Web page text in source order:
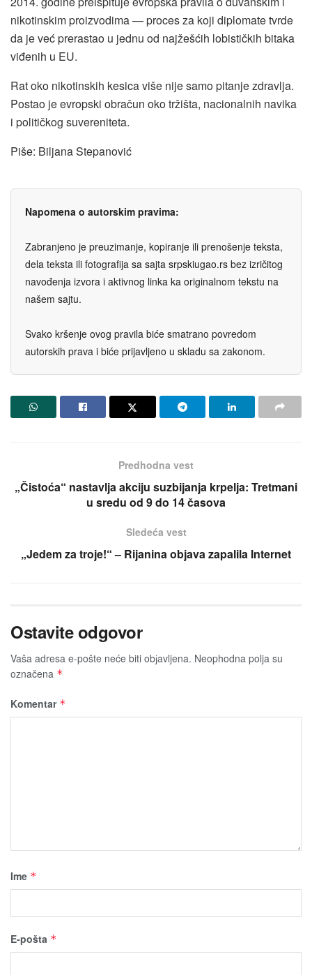
nikotinskim proizvodima — proces za koji diplomate tvrde
da je već prerastao u jednu od najžešćih lobističkih bitaka
viđenih u EU.
Rat oko nikotinskih kesica više nije samo pitanje zdravlja.
Postao je evropski obračun oko tržišta, nacionalnih navika
i političkog suvereniteta.
Piše: Biljana Stepanović
Napomena o autorskim pravima:
Zabranjeno je preuzimanje, kopiranje ili prenošenje teksta,
dela teksta ili fotografija sa sajta srpskiugao.rs bez izričitog
navođenja izvora i aktivnog linka ka originalnom tekstu na
našem sajtu.
Svako kršenje ovog pravila biće smatrano povredom
autorskih prava i biće prijavljeno u skladu sa zakonom.
Predhodna vest
„Čistoća“ nastavlja akciju suzbijanja krpelja: Tretmani
u sredu od 9 do 14 časova
Sledeća vest
„Jedem za troje!“ – Rijanina objava zapalila Internet
Ostavite odgovor
Vaša adresa e-pošte neće biti obјavljena. Neophodna polja su
označena *
Komentar *
Ime *
E-pošta *